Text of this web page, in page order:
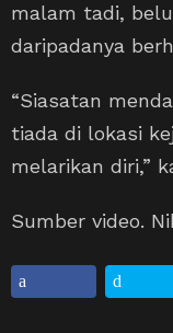
malam tadi,
daripadanya
“Siasatan
tiada di lokasi
melarikan diri,”
Sumber video.